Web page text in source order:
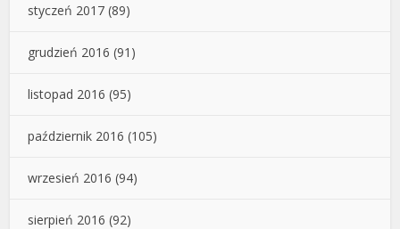
styczeń 2017 (89)
grudzień 2016 (91)
listopad 2016 (95)
październik 2016 (105)
wrzesień 2016 (94)
sierpień 2016 (92)